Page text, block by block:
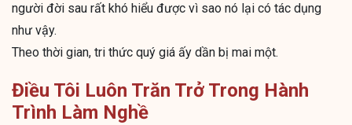
người đời sau rất khó hiểu được vì sao nó lại có tác dụng
như vậy.
Theo thời gian, tri thức quý giá ấy dần bị mai một.
Điều Tôi Luôn Trăn Trở Trong Hành
Trình Làm Nghề